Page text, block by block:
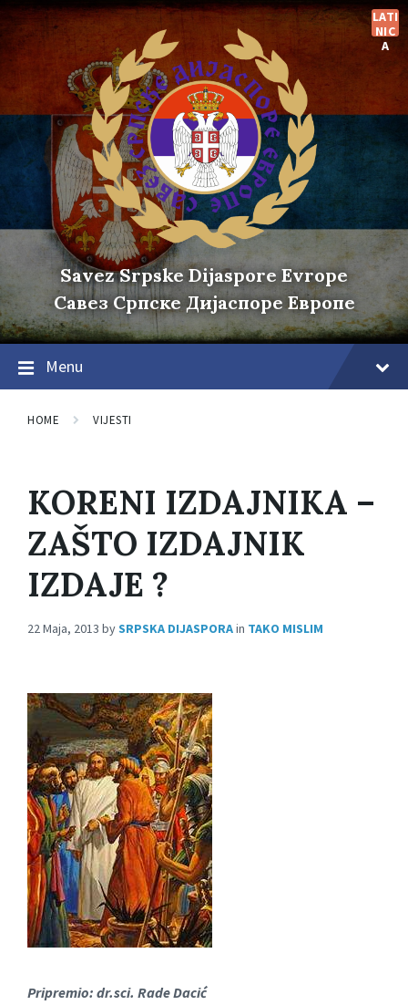
Skip
to
content
Skip
to
main
navigation
Skip
to
footer
LATI
NIC
A
Savez Srpske Dijaspore Evrope
Савез Српске Дијаспоре Европе
Menu
HOME VIJESTI
KORENI IZDAJNIKA –
ZAŠTO IZDAJNIK
IZDAJE ?
22 Maja, 2013 bySRPSKA DIJASPORAin TAKO MISLIM
Pripremio: dr.sci. Rade Dacić